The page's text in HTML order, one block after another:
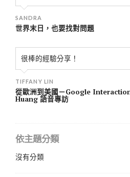
SANDRA
世界末日，也要找對問題
很棒的經驗分享！
TIFFANY LIN
從歐洲到美國－Google
Huang 語音專訪
依主題分類
沒有分類